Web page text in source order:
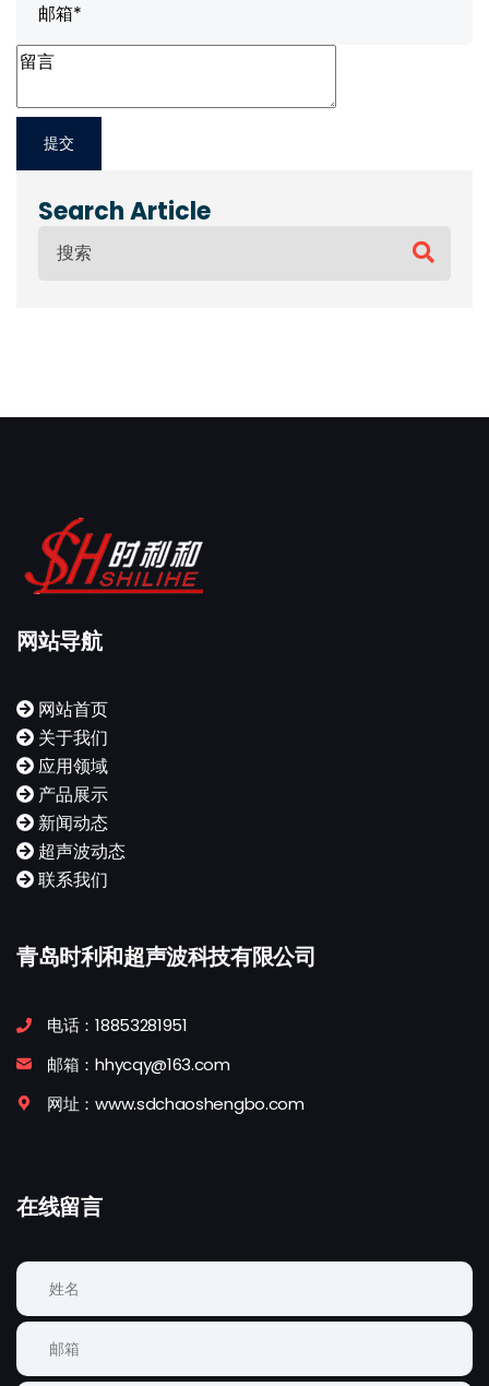
Search Article
网站导航
网站首页
关于我们
应用领域
产品展示
新闻动态
超声波动态
联系我们
青岛时利和超声波科技有限公司
电话：18853281951
邮箱：hhycqy@163.com
网址：www.sdchaoshengbo.com
在线留言